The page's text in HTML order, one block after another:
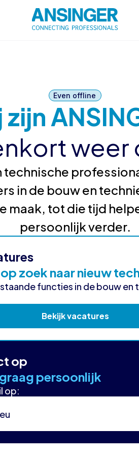
Even offline
weer
technische
in de bouw en
maak, tot die tijd
persoonlijk verder.
zoek naar nieuw
functies in de bouw en
Bekijk vacatures
op
persoonlijk
op: